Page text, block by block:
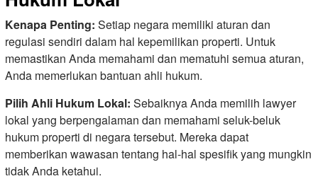
Kenapa Penting: Setiap negara memiliki aturan dan
regulasi sendiri dalam hal kepemilikan properti. Untuk
memastikan Anda memahami dan mematuhi semua aturan,
Anda memerlukan bantuan ahli hukum.
Pilih Ahli Hukum Lokal: Sebaiknya Anda memilih lawyer
lokal yang berpengalaman dan memahami seluk-beluk
hukum properti di negara tersebut. Mereka dapat
memberikan wawasan tentang hal-hal spesifik yang mungkin
tidak Anda ketahui.